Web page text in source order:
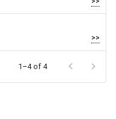
>>
1–4 of 4